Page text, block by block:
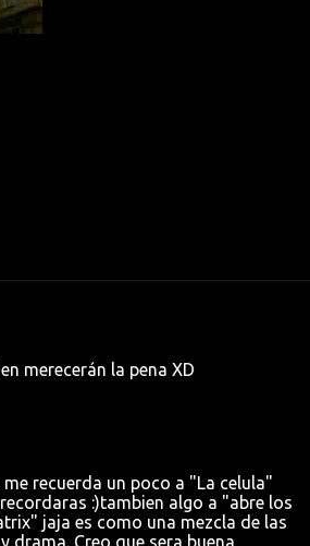
merecerán la pena XD
recuerda un poco a "La celula"
:)tambien algo a "abre los
jaja es como una mezcla de las
drama. Creo que sera buena